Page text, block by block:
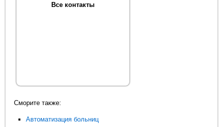
Все контакты
Сморите также:
Автоматизация больниц